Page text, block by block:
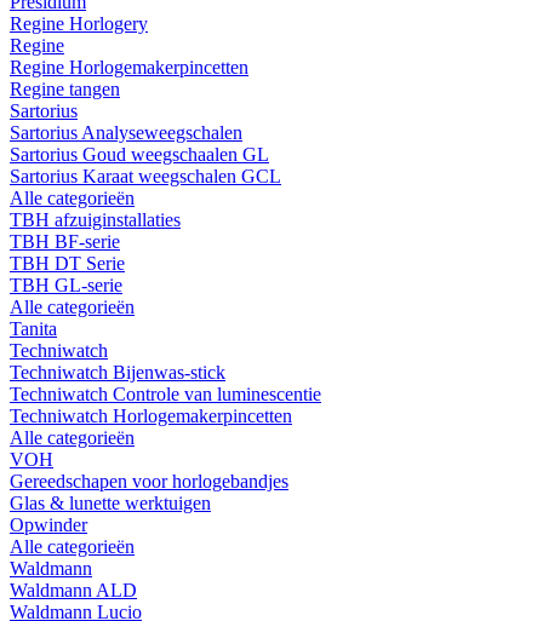
Regine Horlogery
Regine
Regine Horlogemakerpincetten
Regine tangen
Sartorius
Sartorius Analyseweegschalen
Sartorius Goud weegschaalen GL
Sartorius Karaat weegschalen GCL
Alle categorieën
TBH afzuiginstallaties
TBH BF-serie
TBH DT Serie
TBH GL-serie
Alle categorieën
Tanita
Techniwatch
Techniwatch Bijenwas-stick
Techniwatch Controle van luminescentie
Techniwatch Horlogemakerpincetten
Alle categorieën
VOH
Gereedschapen voor horlogebandjes
Glas & lunette werktuigen
Opwinder
Alle categorieën
Waldmann
Waldmann ALD
Waldmann Lucio